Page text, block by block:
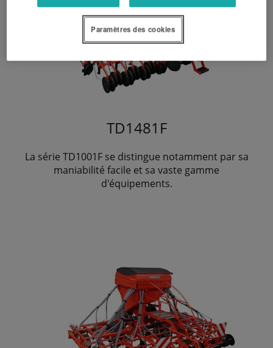
TD1481F
La série TD1001F se distingue notamment par sa
maniabilité facile et sa vaste gamme
d'équipements.
Paramètres des cookies